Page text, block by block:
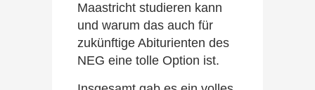
Maastricht studieren kann
und warum das auch für
zukünftige Abiturienten des
NEG eine tolle Option ist.